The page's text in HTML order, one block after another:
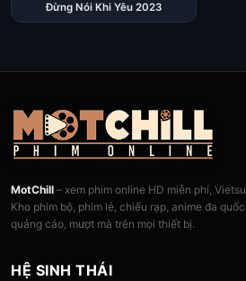
Đừng Nói Khi Yêu 2023
MotChill – xem phim online HD miễn phí,
Kho phim bộ, phim lẻ, chiếu rạp, anime đa
quảng cáo, mượt mà trên mọi thiết bị.
HỆ SINH THÁI